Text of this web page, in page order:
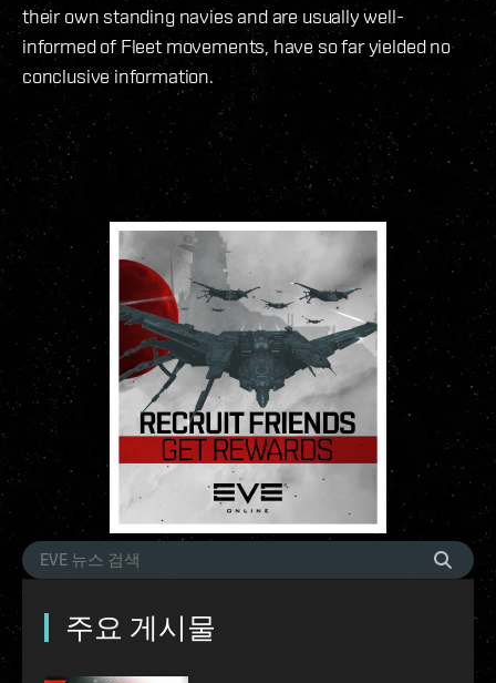
their own standing navies and are usually well-
informed of Fleet movements, have so far yielded no
conclusive information.
주요 게시물